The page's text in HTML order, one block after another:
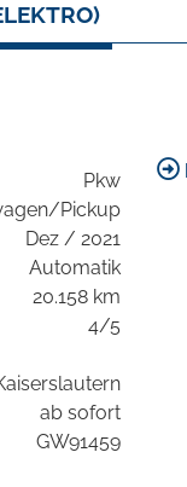
Pkw
Pickup
Dez / 2021
Automatik
20.158 km
4/5
ab sofort
GW91459